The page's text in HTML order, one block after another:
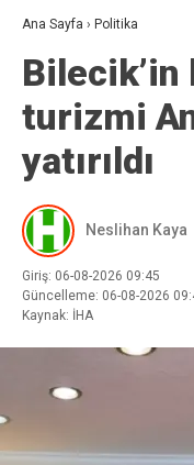
Ana Sayfa › Politika
turizmi
yatırıldı
Neslihan Kaya
Giriş: 06-08-2026 09:45
Güncelleme: 06-08-2026
Kaynak: İHA